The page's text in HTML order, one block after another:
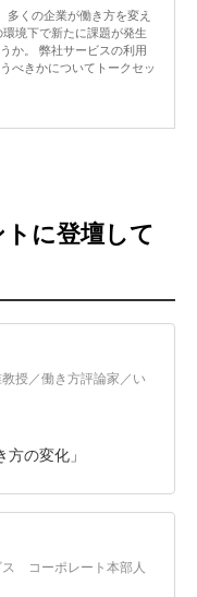
くの企業が働き方を変え
境下で新たに課題が発生
か。 弊社サービスの利用
べきかについてトークセッ
に登壇して
授／働き方評論家／い
の変化」
コーポレート本部人